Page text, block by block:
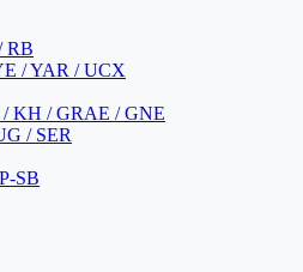
RB
/ YAR / UCX
/ KH / GRAE / GNE
/ SER
SB